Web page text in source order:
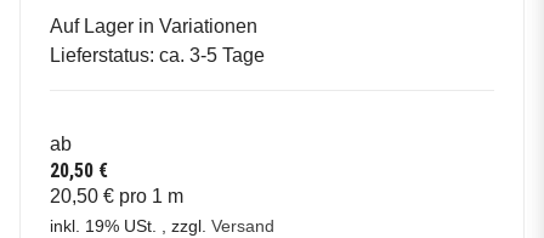
Auf Lager in Variationen
Lieferstatus: ca. 3-5 Tage
ab
20,50 €
20,50 € pro 1 m
inkl. 19% USt. , zzgl. Versand